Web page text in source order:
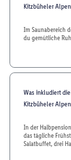
Kitzbüheler
Im Saunabereich
du gemütliche
Was inkludiert
Kitzbüheler
In der
das tägliche
Salatbuffet, drei